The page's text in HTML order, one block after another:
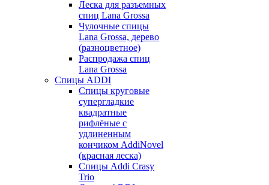
Леска для разъемных
спиц Lana Grossa
Чулочные спицы
Lana Grossa, дерево
(разноцветное)
Распродажа спиц
Lana Grossa
Спицы ADDI
Спицы круговые
супергладкие
квадратные
рифлёные с
удлиненным
кончиком AddiNovel
(красная леска)
Спицы Addi Crasy
Trio